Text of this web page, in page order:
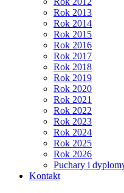
Rok 2013
Rok 2014
Rok 2015
Rok 2016
Rok 2017
Rok 2018
Rok 2019
Rok 2020
Rok 2021
Rok 2022
Rok 2023
Rok 2024
Rok 2025
Rok 2026
Puchary i
Kontakt